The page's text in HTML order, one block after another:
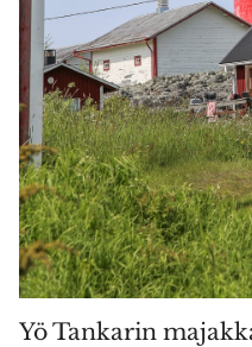
Yö Tankarin